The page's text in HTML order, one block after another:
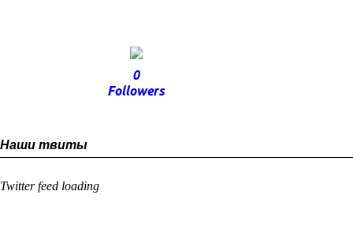
0
Followers
Наши твиты
Twitter feed loading